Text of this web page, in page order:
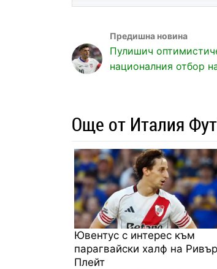
Пулишич
националния отбор
Още от Италия
Ювентус с интерес към
парагвайски халф на Ривър
Плейт